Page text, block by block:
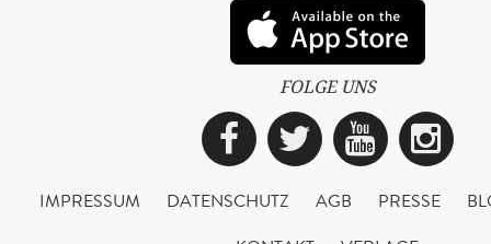
FOLGE UNS
Facebook
Twitter
IMPRESSUM DATENSCHUTZ AGB PRESSE